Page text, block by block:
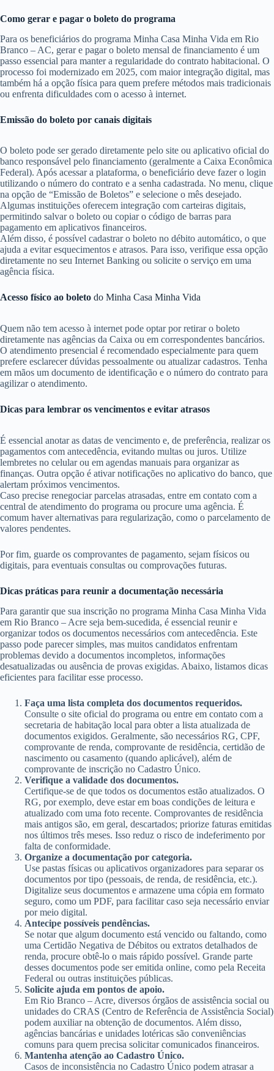
Como gerar e pagar o boleto do programa
Para os beneficiários do programa Minha Casa Minha Vida em Rio
Branco – AC, gerar e pagar o boleto mensal de financiamento é um
passo essencial para manter a regularidade do contrato habitacional. O
processo foi modernizado em 2025, com maior integração digital, mas
também há a opção física para quem prefere métodos mais tradicionais
ou enfrenta dificuldades com o acesso à internet.
Emissão do boleto por canais digitais
O boleto pode ser gerado diretamente pelo site ou aplicativo oficial do
banco responsável pelo financiamento (geralmente a Caixa Econômica
Federal). Após acessar a plataforma, o beneficiário deve fazer o login
utilizando o número do contrato e a senha cadastrada. No menu, clique
na opção de “Emissão de Boletos” e selecione o mês desejado.
Algumas instituições oferecem integração com carteiras digitais,
permitindo salvar o boleto ou copiar o código de barras para
pagamento em aplicativos financeiros.
Além disso, é possível cadastrar o boleto no débito automático, o que
ajuda a evitar esquecimentos e atrasos. Para isso, verifique essa opção
diretamente no seu Internet Banking ou solicite o serviço em uma
agência física.
Acesso físico ao boleto do Minha Casa Minha Vida
Quem não tem acesso à internet pode optar por retirar o boleto
diretamente nas agências da Caixa ou em correspondentes bancários.
O atendimento presencial é recomendado especialmente para quem
prefere esclarecer dúvidas pessoalmente ou atualizar cadastros. Tenha
em mãos um documento de identificação e o número do contrato para
agilizar o atendimento.
Dicas para lembrar os vencimentos e evitar atrasos
É essencial anotar as datas de vencimento e, de preferência, realizar os
pagamentos com antecedência, evitando multas ou juros. Utilize
lembretes no celular ou em agendas manuais para organizar as
finanças. Outra opção é ativar notificações no aplicativo do banco, que
alertam próximos vencimentos.
Caso precise renegociar parcelas atrasadas, entre em contato com a
central de atendimento do programa ou procure uma agência. É
comum haver alternativas para regularização, como o parcelamento de
valores pendentes.
Por fim, guarde os comprovantes de pagamento, sejam físicos ou
digitais, para eventuais consultas ou comprovações futuras.
Dicas práticas para reunir a documentação necessária
Para garantir que sua inscrição no programa Minha Casa Minha Vida
em Rio Branco – Acre seja bem-sucedida, é essencial reunir e
organizar todos os documentos necessários com antecedência. Este
passo pode parecer simples, mas muitos candidatos enfrentam
problemas devido a documentos incompletos, informações
desatualizadas ou ausência de provas exigidas. Abaixo, listamos dicas
eficientes para facilitar esse processo.
Faça uma lista completa dos documentos requeridos.
Consulte o site oficial do programa ou entre em contato com a
secretaria de habitação local para obter a lista atualizada de
documentos exigidos. Geralmente, são necessários RG, CPF,
comprovante de renda, comprovante de residência, certidão de
nascimento ou casamento (quando aplicável), além de
comprovante de inscrição no Cadastro Único.
Verifique a validade dos documentos.
Certifique-se de que todos os documentos estão atualizados. O
RG, por exemplo, deve estar em boas condições de leitura e
atualizado com uma foto recente. Comprovantes de residência
mais antigos são, em geral, descartados; priorize faturas emitidas
nos últimos três meses. Isso reduz o risco de indeferimento por
falta de conformidade.
Organize a documentação por categoria.
Use pastas físicas ou aplicativos organizadores para separar os
documentos por tipo (pessoais, de renda, de residência, etc.).
Digitalize seus documentos e armazene uma cópia em formato
seguro, como um PDF, para facilitar caso seja necessário enviar
por meio digital.
Antecipe possíveis pendências.
Se notar que algum documento está vencido ou faltando, como
uma Certidão Negativa de Débitos ou extratos detalhados de
renda, procure obtê-lo o mais rápido possível. Grande parte
desses documentos pode ser emitida online, como pela Receita
Federal ou outras instituições públicas.
Solicite ajuda em pontos de apoio.
Em Rio Branco – Acre, diversos órgãos de assistência social ou
unidades do CRAS (Centro de Referência de Assistência Social)
podem auxiliar na obtenção de documentos. Além disso,
agências bancárias e unidades lotéricas são conveniências
comuns para quem precisa solicitar comunicados financeiros.
Mantenha atenção ao Cadastro Único.
Casos de inconsistência no Cadastro Único podem atrasar a